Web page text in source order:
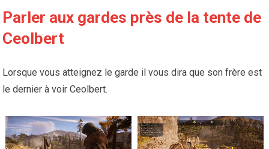
Parler aux gardes près de la tente de
Ceolbert
Lorsque vous atteignez le garde il vous dira que son frère est
le dernier à voir Ceolbert.